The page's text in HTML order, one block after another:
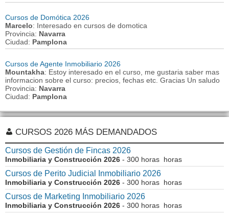
Cursos de Domótica 2026
Marcelo: Interesado en cursos de domotica
Provincia: Navarra
Ciudad: Pamplona
Cursos de Agente Inmobiliario 2026
Mountakha: Estoy interesado en el curso, me gustaria saber mas
informacion sobre el curso: precios, fechas etc. Gracias Un saludo
Provincia: Navarra
Ciudad: Pamplona
CURSOS 2026 MÁS DEMANDADOS
Cursos de Gestión de Fincas 2026
Inmobiliaria y Construcción 2026 - 300 horas horas
Cursos de Perito Judicial Inmobiliario 2026
Inmobiliaria y Construcción 2026 - 300 horas horas
Cursos de Marketing Inmobiliario 2026
Inmobiliaria y Construcción 2026 - 300 horas horas